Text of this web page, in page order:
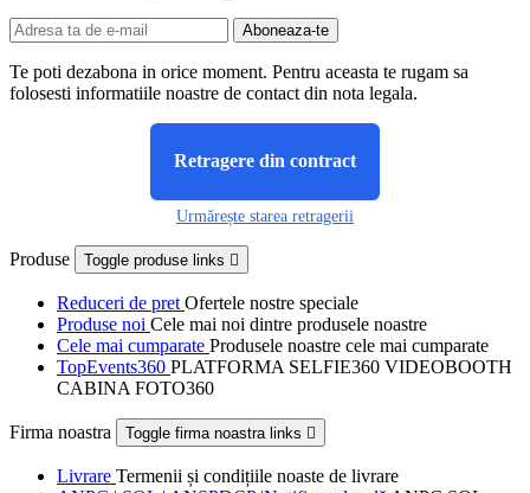
Te poti dezabona in orice moment. Pentru aceasta te rugam sa
folosesti informatiile noastre de contact din nota legala.
Retragere din contract
Urmărește starea retragerii
Produse Toggle produse links 
Reduceri de pret Ofertele nostre speciale
Produse noi Cele mai noi dintre produsele noastre
Cele mai cumparate Produsele noastre cele mai cumparate
TopEvents360 PLATFORMA SELFIE360 VIDEOBOOTH
CABINA FOTO360
Firma noastra Toggle firma noastra links 
Livrare Termenii și condițiile noaste de livrare